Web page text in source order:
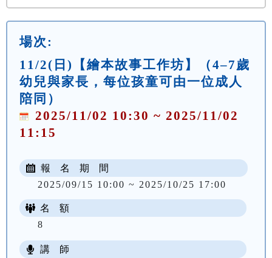
場次:
11/2(日)【繪本故事工作坊】（4–7歲
幼兒與家長，每位孩童可由一位成人
陪同）
2025/11/02 10:30 ~ 2025/11/02
11:15
報 名 期 間
2025/09/15 10:00 ~ 2025/10/25 17:00
名 額
8
講 師